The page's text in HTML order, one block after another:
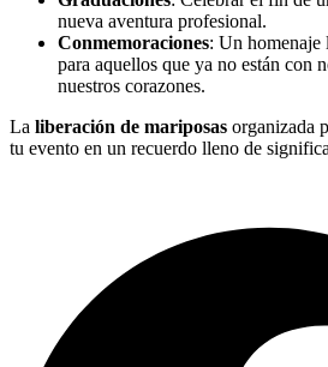
nueva aventura profesional.
Conmemoraciones: Un homenaje
para aquellos que ya no están con
nuestros corazones.
La liberación de mariposas organizada
tu evento en un recuerdo lleno de